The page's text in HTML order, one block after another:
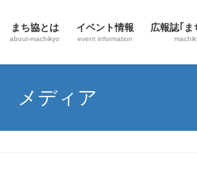
まち協とは
about-machikyo
イベント情報
event information
広報誌｢ま
メディア